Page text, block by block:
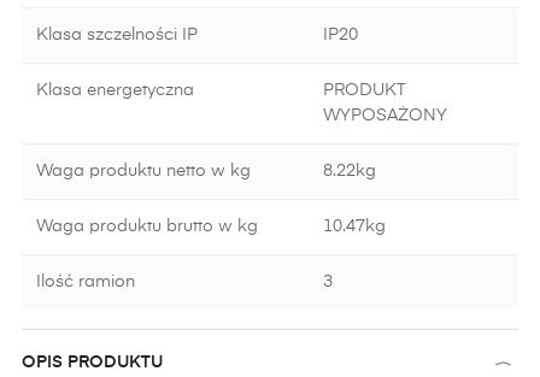
Klasa szczelności IP IP20
Klasa energetyczna
PRODUKT
WYPOSAŻONY
Waga produktu netto w kg 8.22kg
Waga produktu brutto w kg 10.47kg
Ilość ramion 3
OPIS PRODUKTU